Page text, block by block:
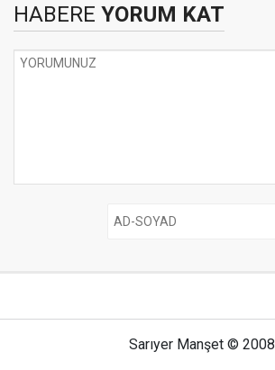
HABERE YORUM KAT
Sarıyer Manşet © 2008